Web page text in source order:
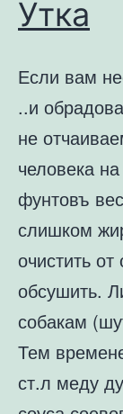
Утка
Если вам
..и
не
человека
фунтовъ
слишком
очистить
обсушить.
собакам
Тем
ст.л меду